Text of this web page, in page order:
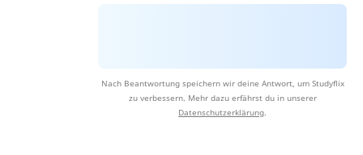
Nach Beantwortung speichern wir deine Antwort, um Studyflix
zu verbessern. Mehr dazu erfährst du in unserer
Datenschutzerklärung